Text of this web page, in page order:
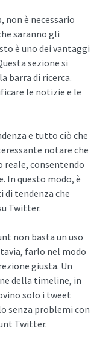
non è necessario
saranno gli
è uno dei vantaggi
sezione si
barra di ricerca.
le notizie e le
e tutto ciò che
notare che
consentendo
In questo modo, è
di tendenza che
Twitter.
non basta un uso
farlo nel modo
giusta. Un
della timeline, in
solo i tweet
senza problemi con
Twitter.